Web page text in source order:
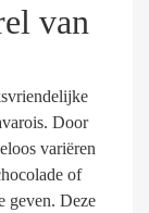
van
Door
variëren
of
geven. Deze